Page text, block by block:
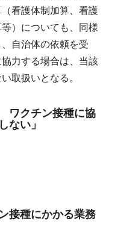
看護体制加算、看護
）についても、同様
自治体の依頼を受
力する場合は、当該
取扱いとなる。
ワクチン接種に協
ない」
接種にかかる業務